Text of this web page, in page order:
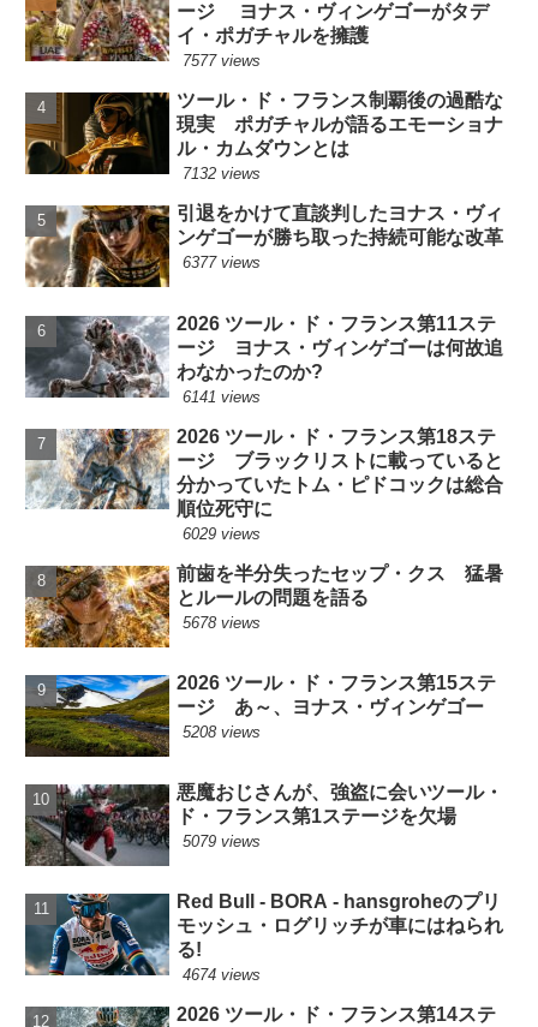
ージ ヨナス・ヴィンゲゴーがタデ
イ・ポガチャルを擁護
7577 views
ツール・ド・フランス制覇後の過酷な
現実 ポガチャルが語るエモーショナ
ル・カムダウンとは
7132 views
引退をかけて直談判したヨナス・ヴィ
ンゲゴーが勝ち取った持続可能な改革
6377 views
2026 ツール・ド・フランス第11ステ
ージ ヨナス・ヴィンゲゴーは何故追
わなかったのか?
6141 views
2026 ツール・ド・フランス第18ステ
ージ ブラックリストに載っていると
分かっていたトム・ピドコックは総合
順位死守に
6029 views
前歯を半分失ったセップ・クス 猛暑
とルールの問題を語る
5678 views
2026 ツール・ド・フランス第15ステ
ージ あ～、ヨナス・ヴィンゲゴー
5208 views
悪魔おじさんが、強盗に会いツール・
ド・フランス第1ステージを欠場
5079 views
Red Bull - BORA - hansgroheのプリ
モッシュ・ログリッチが車にはねられ
る!
4674 views
2026 ツール・ド・フランス第14ステ